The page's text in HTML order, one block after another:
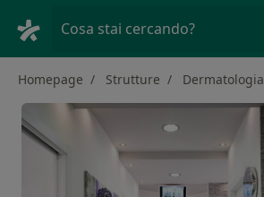
Cosa stai cercando?
Homepage Strutture Dermatologia